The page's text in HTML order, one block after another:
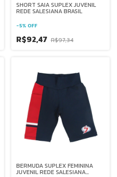
SHORT SAIA SUPLEX JUVENIL
REDE SALESIANA BRASIL
-5% OFF
R$92,47 R$97,34
BERMUDA SUPLEX FEMININA
JUVENIL REDE SALESIANA